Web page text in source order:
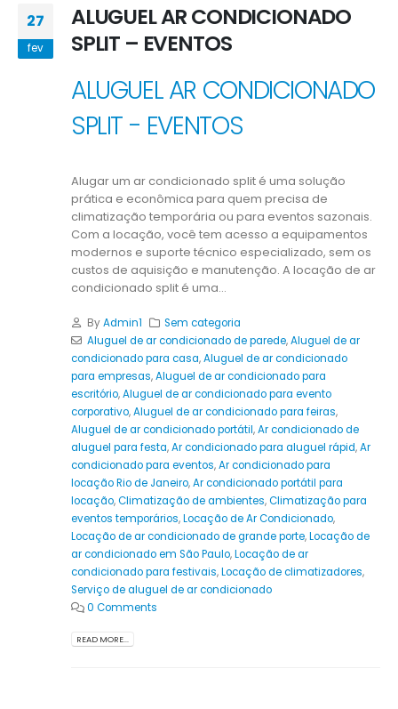
27
fev
ALUGUEL AR CONDICIONADO
SPLIT – EVENTOS
ALUGUEL AR CONDICIONADO
SPLIT - EVENTOS
Alugar um ar condicionado split é uma solução
prática e econômica para quem precisa de
climatização temporária ou para eventos sazonais.
Com a locação, você tem acesso a equipamentos
modernos e suporte técnico especializado, sem os
custos de aquisição e manutenção. A locação de ar
condicionado split é uma...
ByAdmin1
Sem categoria
Aluguel de ar condicionado de parede,Aluguel de ar
condicionado para casa,Aluguel de ar condicionado
para empresas,Aluguel de ar condicionado para
escritório,Aluguel de ar condicionado para evento
corporativo,Aluguel de ar condicionado para feiras,
Aluguel de ar condicionado portátil,Ar condicionado de
aluguel para festa,Ar condicionado para aluguel rápid,Ar
condicionado para eventos,Ar condicionado para
locação Rio de Janeiro,Ar condicionado portátil para
locação,Climatização de ambientes,Climatização para
eventos temporários,Locação de Ar Condicionado,
Locação de ar condicionado de grande porte,Locação de
ar condicionado em São Paulo,Locação de ar
condicionado para festivais,Locação de climatizadores,
Serviço de aluguel de ar condicionado
0 Comments
READ MORE...